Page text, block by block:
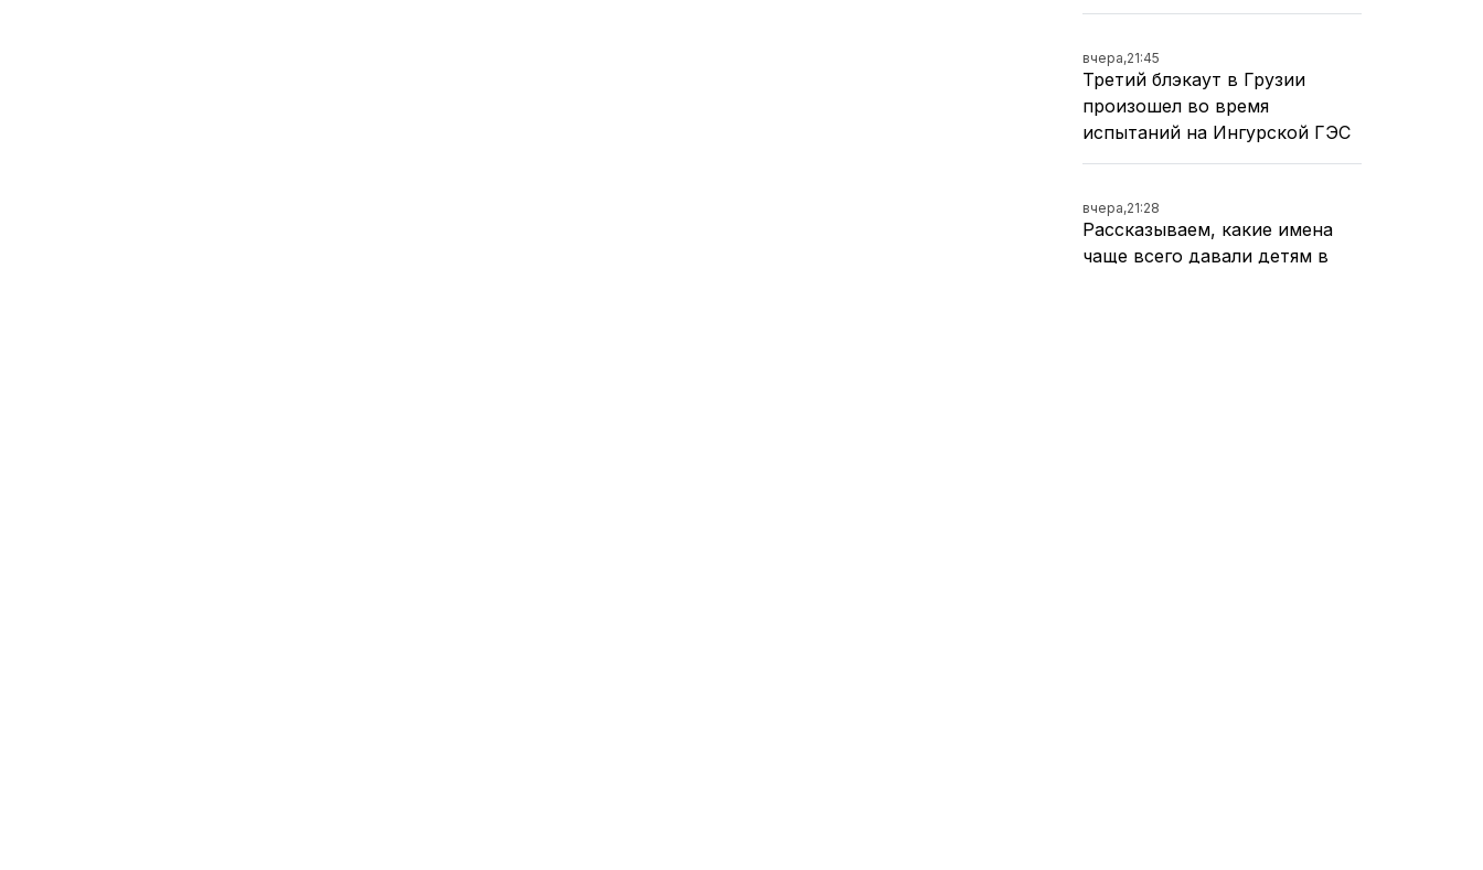
вчера,21:45
Третий блэкаут в Грузии
произошел во время
испытаний на Ингурской ГЭС
вчера,21:28
Рассказываем, какие имена
чаще всего давали детям в